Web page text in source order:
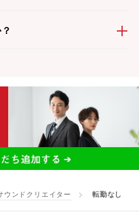
ウンドクリエイター 転勤なし